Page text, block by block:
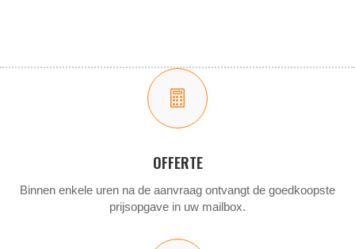

OFFERTE
Binnen enkele uren na de aanvraag ontvangt de goedkoopste
prijsopgave in uw mailbox.